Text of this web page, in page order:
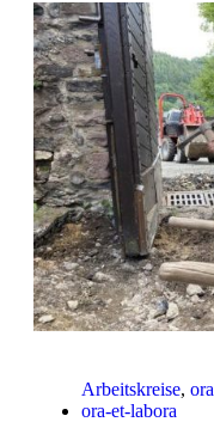
Arbeitskreise,
ora-et-labora